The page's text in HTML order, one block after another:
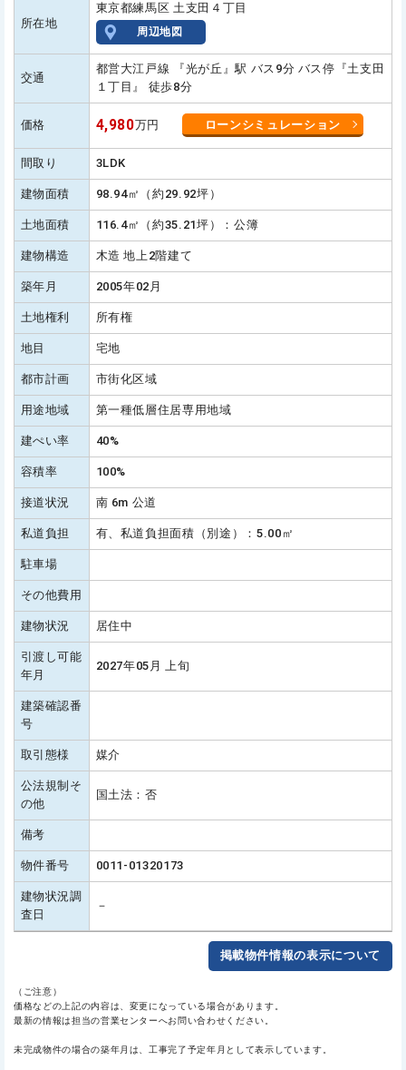
所在地
東京都練馬区 土支田４丁目
周辺地図
交通
都営大江戸線 『光が丘』駅 バス9分 バス停『土支田
１丁目』 徒歩8分
価格 4,980万円 ローンシミュレーション
間取り 3LDK
建物面積 98.94㎡（約29.92坪）
土地面積 116.4㎡（約35.21坪）：公簿
建物構造 木造 地上2階建て
築年月 2005年02月
土地権利 所有権
地目 宅地
都市計画 市街化区域
用途地域 第一種低層住居専用地域
建ぺい率 40%
容積率 100%
接道状況 南 6m 公道
私道負担 有、私道負担面積（別途）：5.00㎡
駐車場
その他費用
建物状況 居住中
引渡し可能
年月
2027年05月 上旬
建築確認番
号
取引態様 媒介
公法規制そ
の他
国土法：否
備考
物件番号 0011-01320173
建物状況調
査日
－
掲載物件情報の表示について
（ご注意）
価格などの上記の内容は、変更になっている場合があります。
最新の情報は担当の営業センターへお問い合わせください。
未完成物件の場合の築年月は、工事完了予定年月として表示しています。